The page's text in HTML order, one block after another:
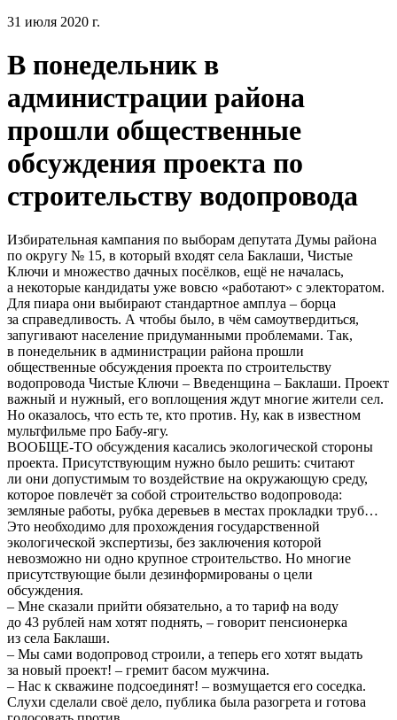
31 июля 2020 г.
В понедельник в
администрации района
прошли общественные
обсуждения проекта по
строительству водопровода
Избирательная кампания по выборам депутата Думы района
по округу № 15, в который входят села Баклаши, Чистые
Ключи и множество дачных посёлков, ещё не началась,
а некоторые кандидаты уже вовсю «работают» с электоратом.
Для пиара они выбирают стандартное амплуа – борца
за справедливость. А чтобы было, в чём самоутвердиться,
запугивают население придуманными проблемами. Так,
в понедельник в администрации района прошли
общественные обсуждения проекта по строительству
водопровода Чистые Ключи – Введенщина – Баклаши. Проект
важный и нужный, его воплощения ждут многие жители сел.
Но оказалось, что есть те, кто против. Ну, как в известном
мультфильме про Бабу-ягу.
ВООБЩЕ-ТО обсуждения касались экологической стороны
проекта. Присутствующим нужно было решить: считают
ли они допустимым то воздействие на окружающую среду,
которое повлечёт за собой строительство водопровода:
земляные работы, рубка деревьев в местах прокладки труб…
Это необходимо для прохождения государственной
экологической экспертизы, без заключения которой
невозможно ни одно крупное строительство. Но многие
присутствующие были дезинформированы о цели
обсуждения.
– Мне сказали прийти обязательно, а то тариф на воду
до 43 рублей нам хотят поднять, – говорит пенсионерка
из села Баклаши.
– Мы сами водопровод строили, а теперь его хотят выдать
за новый проект! – гремит басом мужчина.
– Нас к скважине подсоединят! – возмущается его соседка.
Слухи сделали своё дело, публика была разогрета и готова